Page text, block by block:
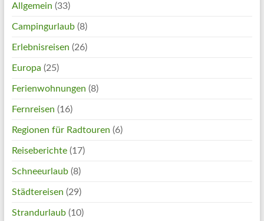
Allgemein (33)
Campingurlaub(8)
Erlebnisreisen (26)
Europa (25)
Ferienwohnungen (8)
Fernreisen (16)
Regionen für Radtouren (6)
Reiseberichte(17)
Schneeurlaub(8)
Städtereisen (29)
Strandurlaub(10)